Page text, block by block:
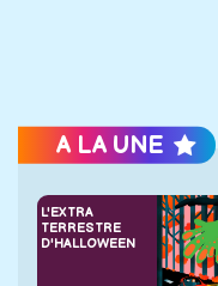
A LA UNE
L'EXTRA
TERRESTRE
D'HALLOWEEN